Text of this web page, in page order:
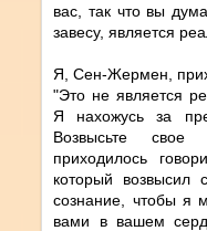
вас, так что вы
завесу, является
Я, Сен-Жермен,
"Это не является
Я нахожусь за
Возвысьте
приходилось
который возвысил
сознание, чтобы я
вами в вашем